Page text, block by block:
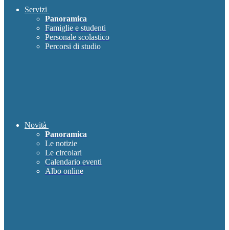
Servizi
Panoramica
Famiglie e studenti
Personale scolastico
Percorsi di studio
Novità
Panoramica
Le notizie
Le circolari
Calendario eventi
Albo online